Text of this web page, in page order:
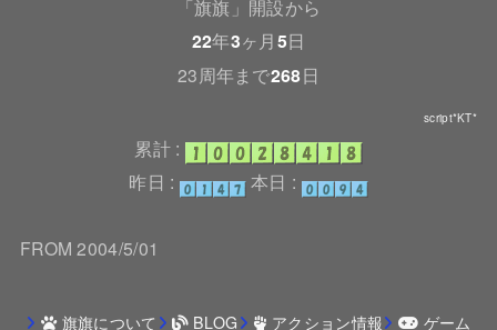
「旗旗」開設から
22年3ヶ月5日
23周年まで268日
script*KT*
累計 :
昨日 :
本日 :
FROM 2004/5/01
旗旗について BLOG アクション情報 ゲーム